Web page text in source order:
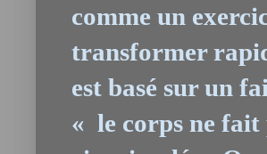
comme un
transformer
est basé sur un
« le corps ne fait